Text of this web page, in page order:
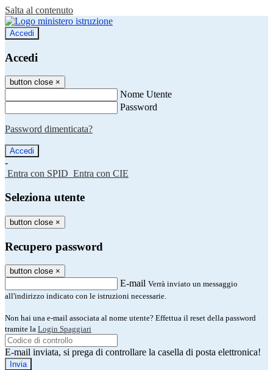
Salta al contenuto
Accedi
Accedi
button close ×
Nome Utente
Password
Password dimenticata?
-
Entra con SPID Entra con CIE
Seleziona utente
button close ×
Recupero password
button close ×
E-mail Verrà inviato un messaggio
all'indirizzo indicato con le istruzioni necessarie.
Non hai una e-mail associata al nome utente? Effettua il reset della password
tramite la Login Spaggiari
E-mail inviata, si prega di controllare la casella di posta elettronica!